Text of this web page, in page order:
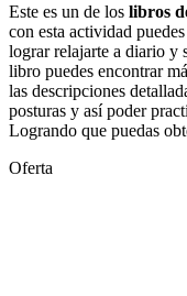
Este es un de los libros
con esta actividad
lograr relajarte a diario y
libro puedes encontrar
las descripciones
posturas y así poder
Logrando que puedas
Oferta